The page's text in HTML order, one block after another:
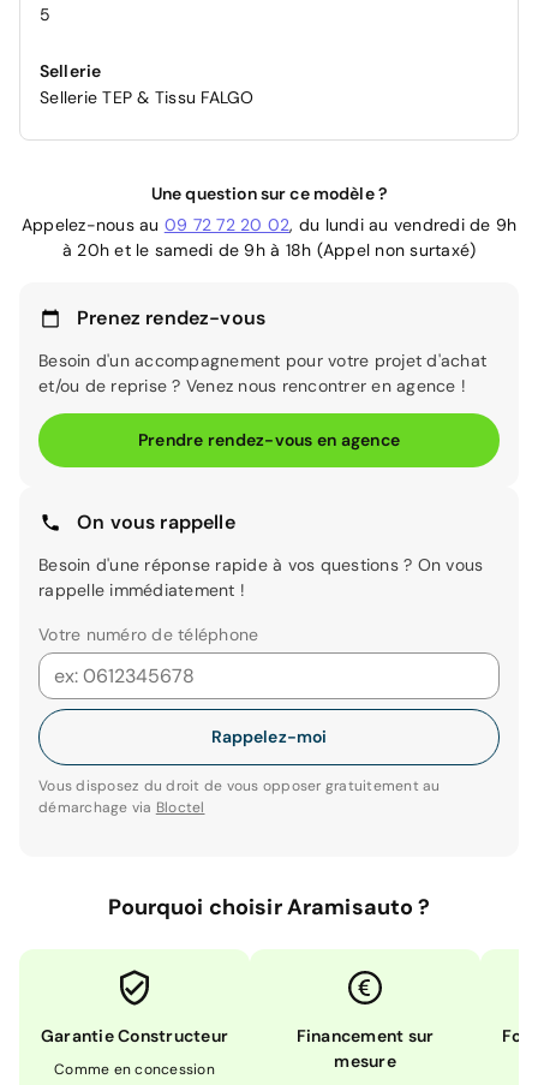
5
Sellerie
Sellerie TEP & Tissu FALGO
Une question sur ce modèle ?
Appelez-nous au 09 72 72 20 02, du lundi au vendredi de 9h
à 20h et le samedi de 9h à 18h (Appel non surtaxé)
Prenez rendez-vous
Besoin d'un accompagnement pour votre projet d'achat
et/ou de reprise ? Venez nous rencontrer en agence !
Prendre rendez-vous en agence
On vous rappelle
Besoin d'une réponse rapide à vos questions ? On vous
rappelle immédiatement !
Votre numéro de téléphone
Rappelez-moi
Vous disposez du droit de vous opposer gratuitement au
démarchage via Bloctel
Pourquoi choisir Aramisauto ?
Garantie Constructeur
Comme en concession
Financement sur
mesure